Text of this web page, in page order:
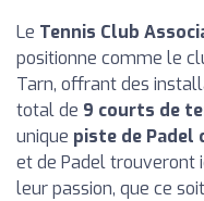
Le Tennis Club
positionne comme le
Tarn, offrant des
total de 9 courts de
unique piste de Padel
et de Padel trouveront
leur passion, que ce